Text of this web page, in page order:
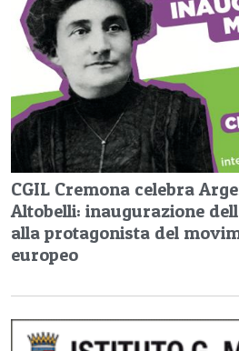
CGIL Cremona celebra
Altobelli: inaugurazione
alla protagonista del
europeo